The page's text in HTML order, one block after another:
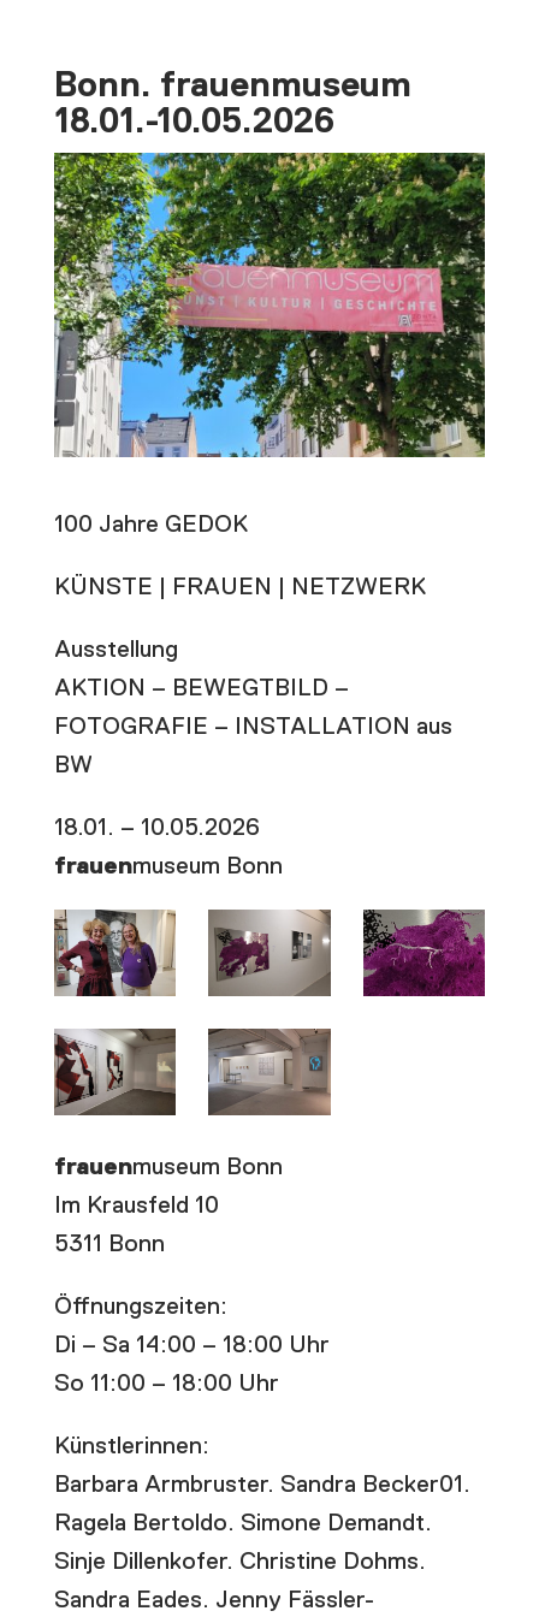
Bonn. frauenmuseum
18.01.-10.05.2026
100 Jahre GEDOK
KÜNSTE | FRAUEN | NETZWERK
Ausstellung
AKTION – BEWEGTBILD –
FOTOGRAFIE – INSTALLATION aus
BW
18.01. – 10.05.2026
frauenmuseum Bonn
frauenmuseum Bonn
Im Krausfeld 10
5311 Bonn
Öffnungszeiten:
Di – Sa 14:00 – 18:00 Uhr
So 11:00 – 18:00 Uhr
Künstlerinnen:
Barbara Armbruster. Sandra Becker01.
Ragela Bertoldo. Simone Demandt.
Sinje Dillenkofer. Christine Dohms.
Sandra Eades. Jenny Fässler-